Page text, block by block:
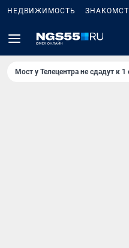
НЕДВИЖИМОСТЬ
Мост у Телецентра не сдадут к 1